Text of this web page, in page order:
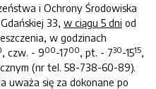
i Ochrony Środowiska
33, w ciągu 5 dni od
w godzinach
, czw. - 900-1700, pt. - 730-1515,
(nr tel. 58-738-60-89).
uważa się za dokonane po